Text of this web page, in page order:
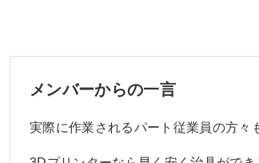
メンバーからの一言
実際に作業されるパート従業員の方々